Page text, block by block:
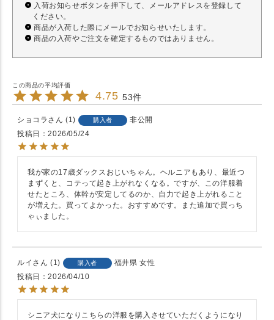
入荷お知らせボタンを押下して、メールアドレスを登録して
ください。
商品が入荷した際にメールでお知らせいたします。
商品の入荷やご注文を確定するものではありません。
4.75 53
ショコラ 1 購入者
非公開
投稿日
2026/05/24
我が家の17歳ダックスおじいちゃん。ヘルニアもあり、最近つ
まずくと、コテって起き上がれなくなる。ですが、この洋服着
せたところ、体幹が安定してるのか、自力で起き上がれること
が増えた。買ってよかった。おすすめです。また追加で買っち
ゃぃました。
ルイ 1 購入者 福井県 女性
投稿日
2026/04/10
シニア犬になりこちらの洋服を購入させていただくようになり